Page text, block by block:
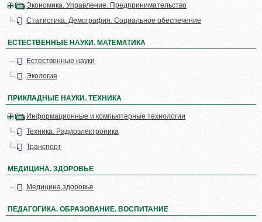
Экономика. Управление. Предпринимательство
Статистика. Демография. Социальное обеспечение
ЕСТЕСТВЕННЫЕ НАУКИ. МАТЕМАТИКА
Естественные науки
Экология
ПРИКЛАДНЫЕ НАУКИ. ТЕХНИКА
Информационные и компьютерные технологии
Техника. Радиоэлектроника
Транспорт
МЕДИЦИНА. ЗДОРОВЬЕ
Медицина,здоровье
ПЕДАГОГИКА. ОБРАЗОВАНИЕ. ВОСПИТАНИЕ